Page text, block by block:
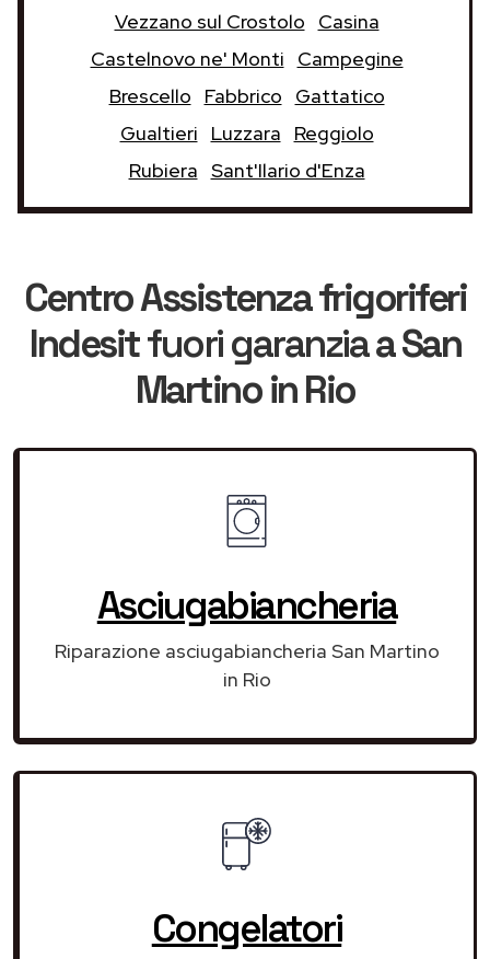
Vezzano sul Crostolo
Casina
Castelnovo ne' Monti
Campegine
Brescello
Fabbrico
Gattatico
Gualtieri
Luzzara
Reggiolo
Rubiera Sant'Ilario d'Enza
Centro Assistenza frigoriferi
Indesitfuori garanziaa San
Martino in Rio
Asciugabiancheria
Riparazione asciugabiancheria San Martino
in Rio
Congelatori